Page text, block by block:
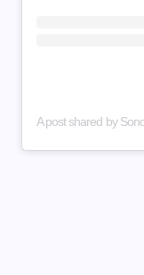
A post shared by